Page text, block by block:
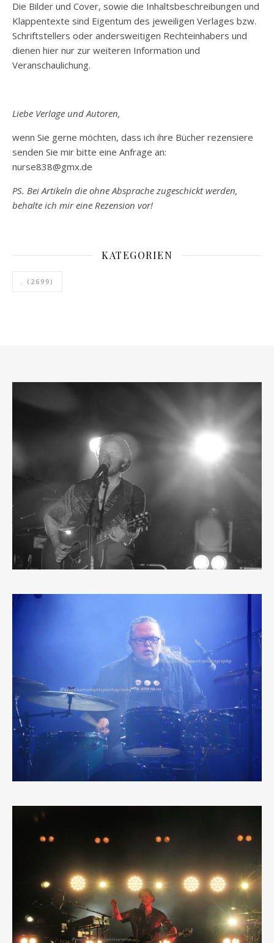
Die Bilder und Cover, sowie die Inhaltsbeschreibungen und
Klappentexte sind Eigentum des jeweiligen Verlages bzw.
Schriftstellers oder andersweitigen Rechteinhabers und
dienen hier nur zur weiteren Information und
Veranschaulichung.
Liebe Verlage und Autoren,
wenn Sie gerne möchten, dass ich ihre Bücher rezensiere
senden Sie mir bitte eine Anfrage an:
nurse838@gmx.de
PS. Bei Artikeln die ohne Absprache zugeschickt werden,
behalte ich mir eine Rezension vor!
KATEGORIEN
. (2699)